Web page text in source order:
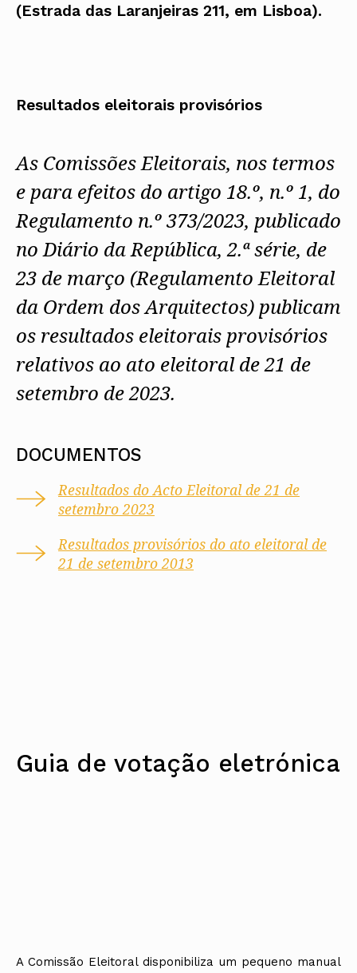
(Estrada das Laranjeiras 211, em Lisboa).
Resultados eleitorais provisórios
As Comissões Eleitorais, nos termos
e para efeitos do artigo 18.º, n.º 1, do
Regulamento n.º 373/2023, publicado
no Diário da República, 2.ª série, de
23 de março (Regulamento Eleitoral
da Ordem dos Arquitectos) publicam
os resultados eleitorais provisórios
relativos ao ato eleitoral de 21 de
setembro de 2023.
DOCUMENTOS
Resultados do Acto Eleitoral de 21 de
setembro 2023
Resultados provisórios do ato eleitoral de
21 de setembro 2013
Guia de votação eletrónica
A Comissão Eleitoral disponibiliza um pequeno manual